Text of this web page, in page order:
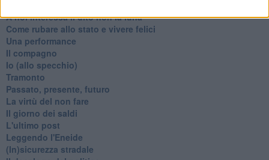
A noi interessa il dito non la luna
Come rubare allo stato e vivere felici
Una performance
Il compagno
​Io (allo specchio)
Tramonto
Passato, presente, futuro
La virtù del non fare
Il giorno dei saldi
L'ultimo post
Leggendo l'Eneide
​(In)sicurezza stradale